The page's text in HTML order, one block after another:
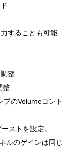
することも可能
整
整
プのVolumeコント
ストを設定。
ルのゲインは同じ